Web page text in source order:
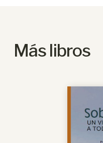
Más libros